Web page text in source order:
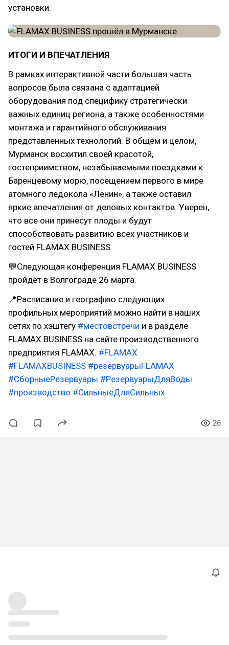
установки.
ИТОГИ И ВПЕЧАТЛЕНИЯ
В рамках интерактивной части большая часть
вопросов была связана с адаптацией
оборудования под специфику стратегически
важных единиц региона, а также особенностями
монтажа и гарантийного обслуживания
представленных технологий. В общем и целом,
Мурманск восхитил своей красотой,
гостеприимством, незабываемыми поездками к
Баренцевому морю, посещением первого в мире
атомного ледокола «Ленин», а также оставил
яркие впечатления от деловых контактов. Уверен,
что все они принесут плоды и будут
способствовать развитию всех участников и
гостей FLAMAX BUSINESS.
💬Следующая конференция FLAMAX BUSINESS
пройдёт в Волгограде 26 марта.
📍Расписание и географию следующих
профильных мероприятий можно найти в наших
сетях по хэштегу #местовстречи и в разделе
FLAMAX BUSINESS на сайте производственного
предприятия FLAMAX. #FLAMAX
#FLAMAXBUSINESS #резервуарыFLAMAX
#СборныеРезервуары #РезервуарыДляВоды
#производство #СильныеДляСильных
26